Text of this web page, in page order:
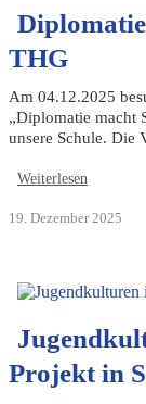
THG
Am 04.12.2025
„Diplomatie macht
unsere Schule. Die
Weiterlesen
19. Dezember 2025
Projekt in